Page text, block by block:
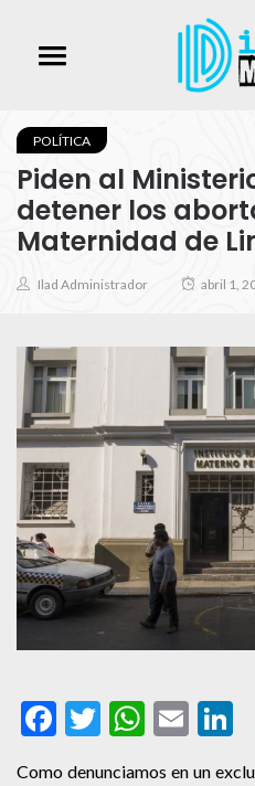
POLÍTICA
Piden al
detener los
Maternidad de
Ilad Administrador abril 1,
Facebook
TwitterEmail
Como denunciamos en un